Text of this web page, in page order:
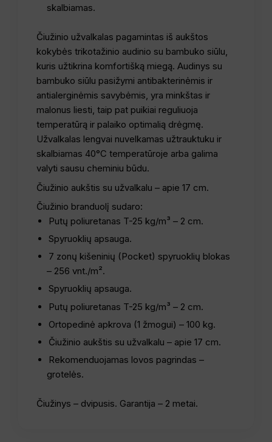
skalbiamas.
Čiužinio užvalkalas pagamintas iš aukštos
kokybės trikotažinio audinio su bambuko siūlu,
kuris užtikrina komfortišką miegą. Audinys su
bambuko siūlu pasižymi antibakterinėmis ir
antialerginėmis savybėmis, yra minkštas ir
malonus liesti, taip pat puikiai reguliuoja
temperatūrą ir palaiko optimalią drėgmę.
Užvalkalas lengvai nuvelkamas užtrauktuku ir
skalbiamas 40°C temperatūroje arba galima
valyti sausu cheminiu būdu.
Čiužinio aukštis su užvalkalu – apie 17 cm.
Čiužinio branduolį sudaro:
Putų poliuretanas T-25 kg/m³ – 2 cm.
Spyruoklių apsauga.
7 zonų kišeninių (Pocket) spyruoklių blokas
– 256 vnt./m².
Spyruoklių apsauga.
Putų poliuretanas T-25 kg/m³ – 2 cm.
Ortopedinė apkrova (1 žmogui) – 100 kg.
Čiužinio aukštis su užvalkalu – apie 17 cm.
Rekomenduojamas lovos pagrindas –
grotelės.
Čiužinys – dvipusis. Garantija – 2 metai.